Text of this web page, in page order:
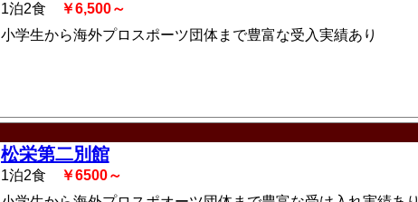
1泊2食
￥6,500～
小学生から海外プロスポーツ団体まで豊富な受入実績あり
松栄第二別館
1泊2食
￥6500～